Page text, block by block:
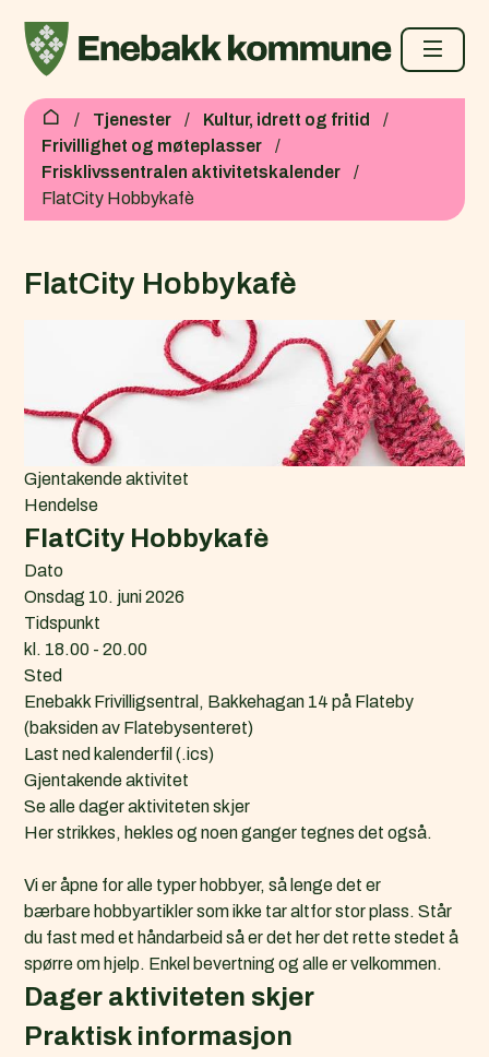
Du er her:Tjenester
Kultur, idrett og fritid
Frivillighet og møteplasser
Frisklivssentralen aktivitetskalender
FlatCity Hobbykafè
FlatCity Hobbykafè
Gjentakende aktivitet
Hendelse
FlatCity Hobbykafè
Dato
Onsdag 10. juni 2026
Tidspunkt
kl. 18.00 - 20.00
Sted
Enebakk Frivilligsentral, Bakkehagan 14 på Flateby
(baksiden av Flatebysenteret)
L
a
s
t
e
d
k
a
l
n
Last ned kalenderfil (.ics)
Gjentakende aktivitet
Se alle dager aktiviteten skjer
Her strikkes, hekles og noen ganger tegnes det også.
Vi er åpne for alle typer hobbyer, så lenge det er
bærbare hobbyartikler som ikke tar altfor stor plass. Står
du fast med et håndarbeid så er det her det rette stedet å
spørre om hjelp. Enkel bevertning og alle er velkommen.
Dager aktiviteten skjer
Praktisk informasjon